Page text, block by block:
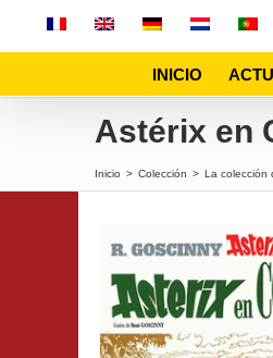
content
INICIO
Astérix en
Inicio > Colección > La colección